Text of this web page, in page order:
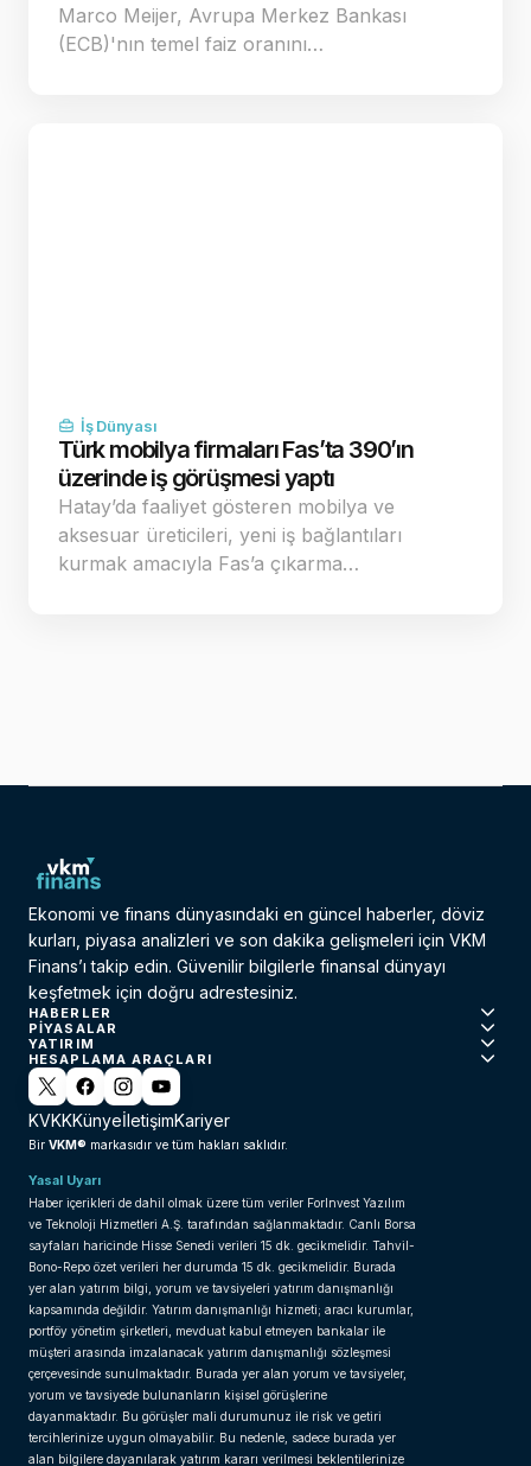
Marco Meijer, Avrupa Merkez Bankası
(ECB)'nın temel faiz oranını…
İş Dünyası
Türk mobilya firmaları Fas’ta 390’ın
üzerinde iş görüşmesi yaptı
Hatay’da faaliyet gösteren mobilya ve
aksesuar üreticileri, yeni iş bağlantıları
kurmak amacıyla Fas’a çıkarma…
Ekonomi ve finans dünyasındaki en güncel haberler, döviz
kurları, piyasa analizleri ve son dakika gelişmeleri için VKM
Finans’ı takip edin. Güvenilir bilgilerle finansal dünyayı
keşfetmek için doğru adrestesiniz.
HABERLER
PIYASALAR
YATIRIM
HESAPLAMA ARAÇLARI
KVKKKünyeİletişimKariyer
Bir VKM® markasıdır ve tüm hakları saklıdır.
Yasal Uyarı
Haber içerikleri de dahil olmak üzere tüm veriler ForInvest Yazılım
ve Teknoloji Hizmetleri A.Ş. tarafından sağlanmaktadır. Canlı Borsa
sayfaları haricinde Hisse Senedi verileri 15 dk. gecikmelidir. Tahvil-
Bono-Repo özet verileri her durumda 15 dk. gecikmelidir. Burada
yer alan yatırım bilgi, yorum ve tavsiyeleri yatırım danışmanlığı
kapsamında değildir. Yatırım danışmanlığı hizmeti; aracı kurumlar,
portföy yönetim şirketleri, mevduat kabul etmeyen bankalar ile
müşteri arasında imzalanacak yatırım danışmanlığı sözleşmesi
çerçevesinde sunulmaktadır. Burada yer alan yorum ve tavsiyeler,
yorum ve tavsiyede bulunanların kişisel görüşlerine
dayanmaktadır. Bu görüşler mali durumunuz ile risk ve getiri
tercihlerinize uygun olmayabilir. Bu nedenle, sadece burada yer
alan bilgilere dayanılarak yatırım kararı verilmesi beklentilerinize